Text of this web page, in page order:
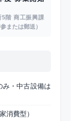
5階 商工振興課
参または郵送）
み・中古設備は
消費型）